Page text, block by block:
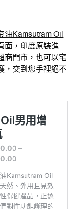
油Kamsutram Oil
面，印度原裝進
商門市，也可以宅
，交到您手裡絕不